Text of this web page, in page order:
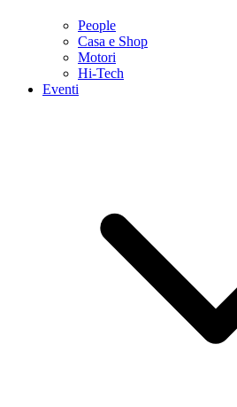
People
Casa e Shop
Motori
Hi-Tech
Eventi